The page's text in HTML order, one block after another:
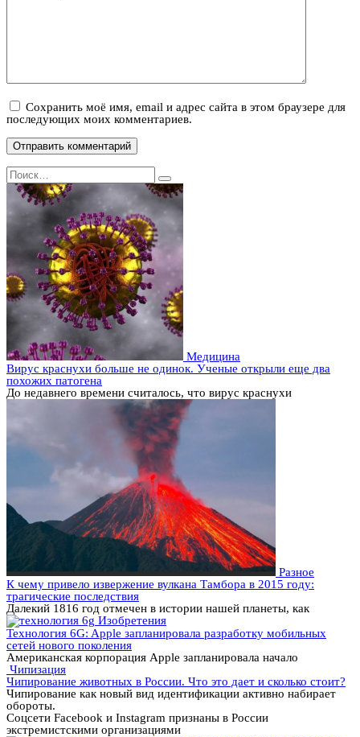
Сохранить моё имя, email и адрес сайта в этом браузере для
последующих моих комментариев.
Search
for:
Медицина
Вирус краснухи больше не одинок. Ученые открыли еще два
похожих патогена
До недавнего времени считалось, что вирус краснухи
Разное
К чему привело извержение вулкана Тамбора в 2015 году:
трагические последствия
Далекий 1816 год отмечен в истории нашей планеты, как
Изобретения
Технология 6G: Apple запланировала разработку мобильных
сетей нового поколения
Американская корпорация Apple запланировала начало
Чипизация
Чипирование животных в России. Что это дает и сколько стоит?
Чипирование как новый вид идентификации активно набирает
обороты.
Соцсети Facebook и Instagram признаны в России
экстремистскими организациями